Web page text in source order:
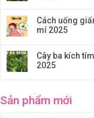
Cách uống
mí 2025
Cây ba kích
2025
Sản phẩm mới